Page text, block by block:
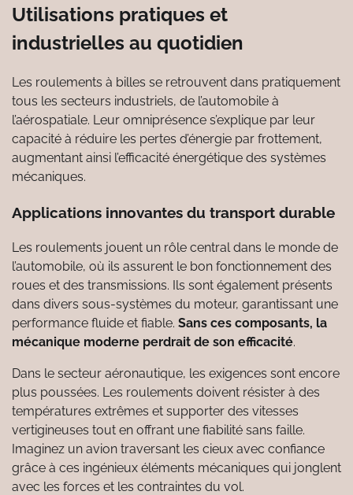
Utilisations pratiques et
industrielles au quotidien
Les roulements à billes se retrouvent dans pratiquement
tous les secteurs industriels, de l’automobile à
l’aérospatiale. Leur omniprésence s’explique par leur
capacité à réduire les pertes d’énergie par frottement,
augmentant ainsi l’efficacité énergétique des systèmes
mécaniques.
Applications innovantes du transport durable
Les roulements jouent un rôle central dans le monde de
l’automobile, où ils assurent le bon fonctionnement des
roues et des transmissions. Ils sont également présents
dans divers sous-systèmes du moteur, garantissant une
performance fluide et fiable. Sans ces composants, la
mécanique moderne perdrait de son efficacité.
Dans le secteur aéronautique, les exigences sont encore
plus poussées. Les roulements doivent résister à des
températures extrêmes et supporter des vitesses
vertigineuses tout en offrant une fiabilité sans faille.
Imaginez un avion traversant les cieux avec confiance
grâce à ces ingénieux éléments mécaniques qui jonglent
avec les forces et les contraintes du vol.